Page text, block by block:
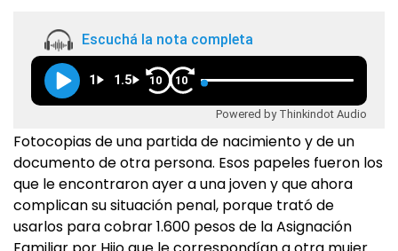
Escuchá la nota completa
1 1.5 10 10
Powered by Thinkindot Audio
Fotocopias de una partida de nacimiento y de un
documento de otra persona. Esos papeles fueron los
que le encontraron ayer a una joven y que ahora
complican su situación penal, porque trató de
usarlos para cobrar 1.600 pesos de la Asignación